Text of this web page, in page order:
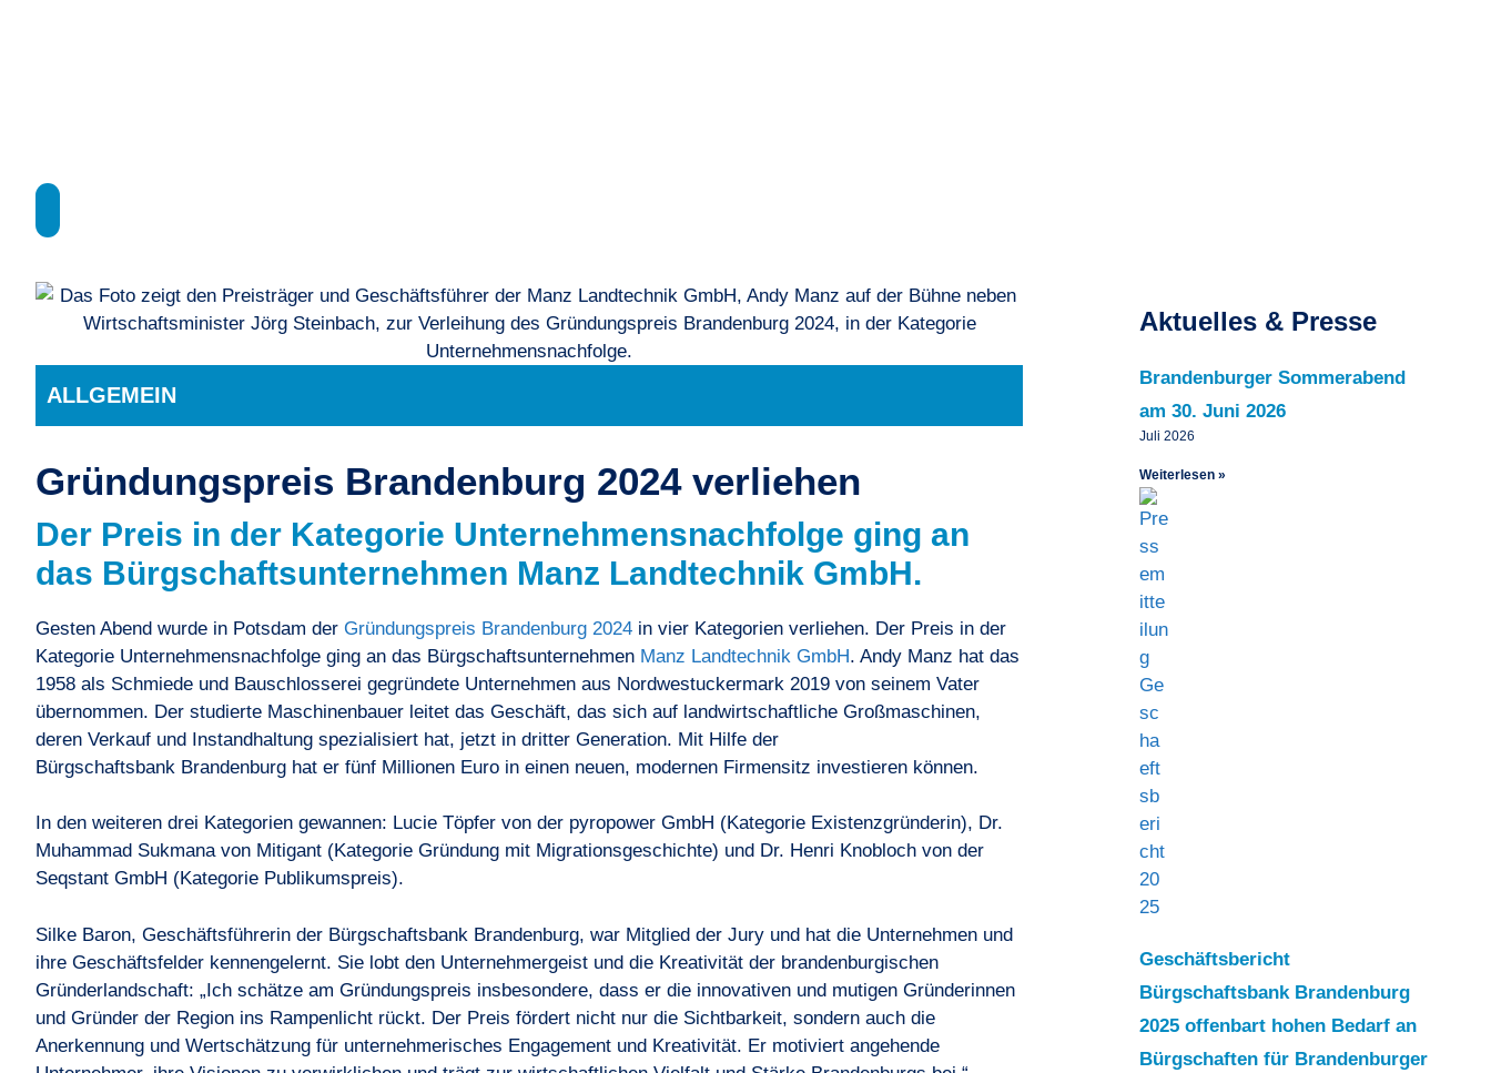
ALLGEMEIN
Gründungspreis Brandenburg 2024 verliehen
Der Preis in der Kategorie Unternehmensnachfolge ging an
das Bürgschaftsunternehmen Manz Landtechnik GmbH.
Gesten Abend wurde in Potsdam der Gründungspreis Brandenburg 2024 in vier Kategorien verliehen. Der Preis in der
Kategorie Unternehmensnachfolge ging an das Bürgschaftsunternehmen Manz Landtechnik GmbH. Andy Manz hat das
1958 als Schmiede und Bauschlosserei gegründete Unternehmen aus Nordwestuckermark 2019 von seinem Vater
übernommen. Der studierte Maschinenbauer leitet das Geschäft, das sich auf landwirtschaftliche Großmaschinen,
deren Verkauf und Instandhaltung spezialisiert hat, jetzt in dritter Generation. Mit Hilfe der
Bürgschaftsbank Brandenburg hat er fünf Millionen Euro in einen neuen, modernen Firmensitz investieren können.
In den weiteren drei Kategorien gewannen: Lucie Töpfer von der pyropower GmbH (Kategorie Existenzgründerin), Dr.
Muhammad Sukmana von Mitigant (Kategorie Gründung mit Migrationsgeschichte) und Dr. Henri Knobloch von der
Seqstant GmbH (Kategorie Publikumspreis).
Silke Baron, Geschäftsführerin der Bürgschaftsbank Brandenburg, war Mitglied der Jury und hat die Unternehmen und
ihre Geschäftsfelder kennengelernt. Sie lobt den Unternehmergeist und die Kreativität der brandenburgischen
Gründerlandschaft: „Ich schätze am Gründungspreis insbesondere, dass er die innovativen und mutigen Gründerinnen
und Gründer der Region ins Rampenlicht rückt. Der Preis fördert nicht nur die Sichtbarkeit, sondern auch die
Anerkennung und Wertschätzung für unternehmerisches Engagement und Kreativität. Er motiviert angehende
Aktuelles & Presse
Brandenburger Sommerabend
am 30. Juni 2026
Juli 2026
Weiterlesen »
Geschäftsbericht
Bürgschaftsbank Brandenburg
2025 offenbart hohen Bedarf an
Bürgschaften für Brandenburger